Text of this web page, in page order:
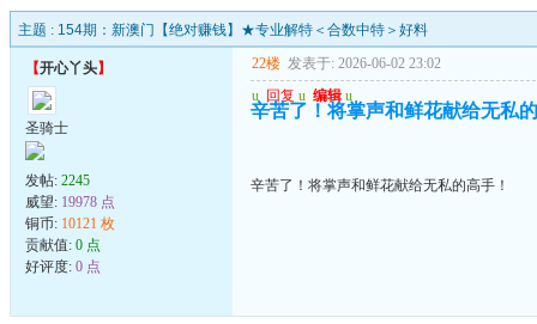
主题 : 154期：新澳门【绝对赚钱】★专业解特＜合数中特＞好料
【开心丫头】
圣骑士
发帖: 2245
威望: 19978 点
铜币: 10121 枚
贡献值: 0 点
好评度: 0 点
22楼 发表于: 2026-06-02 23:02
u 回复 u 编辑 u
辛苦了！将掌声和鲜花献给无私
辛苦了！将掌声和鲜花献给无私的高手！